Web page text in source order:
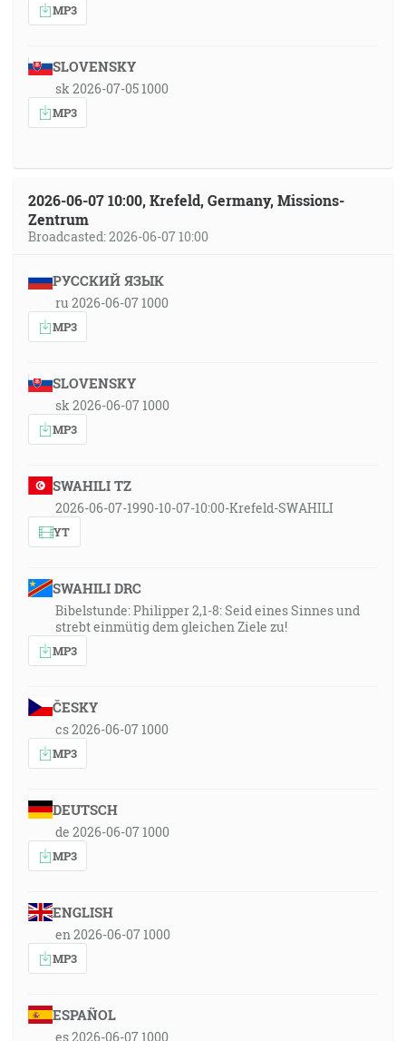
MP3
SLOVENSKY
sk 2026-07-05 1000
MP3
2026-06-07 10:00, Krefeld, Germany, Missions-
Zentrum
Broadcasted: 2026-06-07 10:00
РУССКИЙ ЯЗЫК
ru 2026-06-07 1000
MP3
SLOVENSKY
sk 2026-06-07 1000
MP3
SWAHILI TZ
2026-06-07-1990-10-07-10:00-Krefeld-SWAHILI
YT
SWAHILI DRC
Bibelstunde: Philipper 2,1-8: Seid eines Sinnes und
strebt einmütig dem gleichen Ziele zu!
MP3
ČESKY
cs 2026-06-07 1000
MP3
DEUTSCH
de 2026-06-07 1000
MP3
ENGLISH
en 2026-06-07 1000
MP3
ESPAÑOL
es 2026-06-07 1000